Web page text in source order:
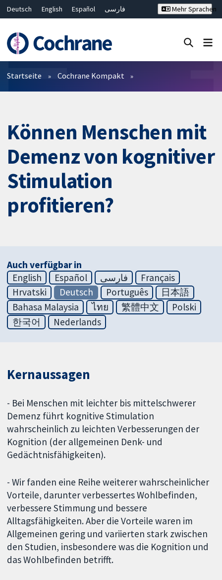
Deutsch English Español
فارسی
Bahasa Malaysia
ไทย
繁體中文
简体中文
Mehr Sprachen
Filter
Startseite Cochrane Kompakt
Können Menschen mit
Demenz von kognitiver
Stimulation
profitieren?
Auch verfügbar in
English
Español فارسی
Français
Hrvatski
Deutsch Português
日本語
Bahasa Malaysia
ไทย 繁體中文
Polski
한국어
Nederlands
Kernaussagen
- Bei Menschen mit leichter bis mittelschwerer
Demenz führt kognitive Stimulation
wahrscheinlich zu leichten Verbesserungen der
Kognition (der allgemeinen Denk- und
Gedächtnisfähigkeiten).
- Wir fanden eine Reihe weiterer wahrscheinlicher
Vorteile, darunter verbessertes Wohlbefinden,
verbessere Stimmung und bessere
Alltagsfähigkeiten. Aber die Vorteile waren im
Allgemeinen gering und variierten stark zwischen
den Studien, insbesondere was die Kognition und
das Wohlbefinden betrifft.